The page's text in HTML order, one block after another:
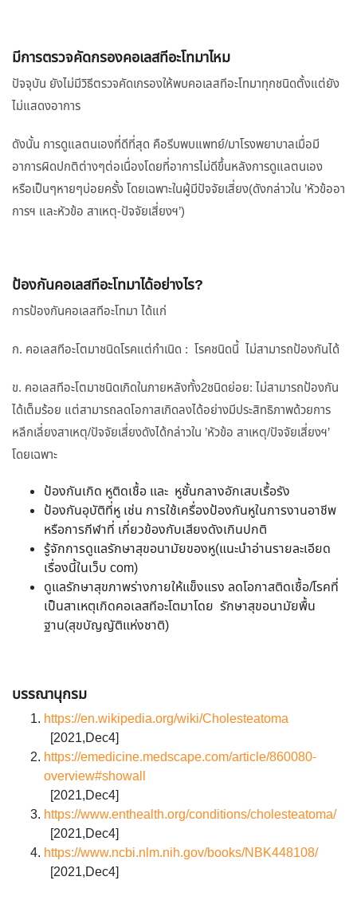
มีการตรวจคัดกรองคอเลสทีอะโทมาไหม
ปัจจุบัน ยังไม่มีวิธีตรวจคัดเกรองให้พบคอเลสทีอะโทมาทุกชนิดตั้งแต่ยัง
ไม่แสดงอาการ
ดังนั้น การดูแลตนเองที่ดีที่สุด คือรีบพบแพทย์/มาโรงพยาบาลเมื่อมี
อาการผิดปกติต่างๆต่อเนื่องโดยที่อาการไม่ดีขึ้นหลังการดูแลตนเอง
หรือเป็นๆหายๆบ่อยครั้ง โดยเฉพาะในผู้มีปัจจัยเสี่ยง(ดังกล่าวใน ’หัวข้ออา
การฯ และหัวข้อ สาเหตุ-ปัจจัยเสี่ยงฯ’)
ป้องกันคอเลสทีอะโทมาได้อย่างไร?
การป้องกันคอเลสทีอะโทมา ได้แก่
ก. คอเลสทีอะโตมาชนิดโรคแต่กำเนิด : โรคชนิดนี้ ไม่สามารถป้องกันได้
ข. คอเลสทีอะโตมาชนิดเกิดในภายหลังทั้ง2ชนิดย่อย: ไม่สามารถป้องกัน
ได้เต็มร้อย แต่สามารถลดโอกาสเกิดลงได้อย่างมีประสิทธิภาพด้วยการ
หลีกเลี่ยงสาเหตุ/ปัจจัยเสี่ยงดังได้กล่าวใน ’หัวข้อ สาเหตุ/ปัจจัยเสี่ยงฯ’
โดยเฉพาะ
ป้องกันเกิด หูติดเชื้อ และ หูชั้นกลางอักเสบเรื้อรัง
ป้องกันอุบัติที่หู เช่น การใช้เครื่องป้องกันหูในการงานอาชีพ
หรือการกีฬาที่ เกี่ยวข้องกับเสียงดังเกินปกติ
รู้จักการดูแลรักษาสุขอนามัยของหู(แนะนำอ่านรายละเอียด
เรื่องนี้ในเว็บ com)
ดูแลรักษาสุขภาพร่างกายให้แข็งแรง ลดโอกาสติดเชื้อ/โรคที่
เป็นสาเหตุเกิดคอเลสทีอะโตมาโดย รักษาสุขอนามัยพื้น
ฐาน(สุขบัญญัติแห่งชาติ)
บรรณานุกรม
https://en.wikipedia.org/wiki/Cholesteatoma
[2021,Dec4]
https://emedicine.medscape.com/article/860080-
overview#showall
[2021,Dec4]
https://www.enthealth.org/conditions/cholesteatoma/
[2021,Dec4]
https://www.ncbi.nlm.nih.gov/books/NBK448108/
[2021,Dec4]